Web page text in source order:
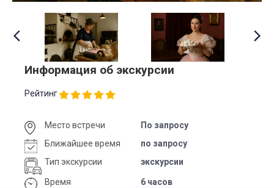
Информация об экскурсии
Рейтинг
Место встречи
По запросу
Ближайшее время
по запросу
Тип экскурсии
экскурсии
Время
6 часов